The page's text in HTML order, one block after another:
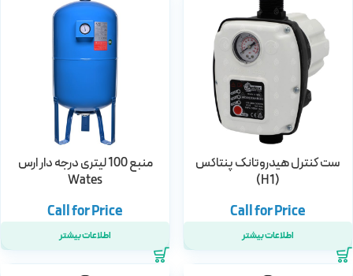
ست کنترل هیدروتانک پنتاکس
(H1)
اطلاعات بیشتر
منبع 100 لیتری درجه دار ارس
Wates
اطلاعات بیشتر